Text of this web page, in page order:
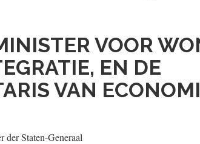
VOOR
EN DE
VAN
der Staten-Generaal